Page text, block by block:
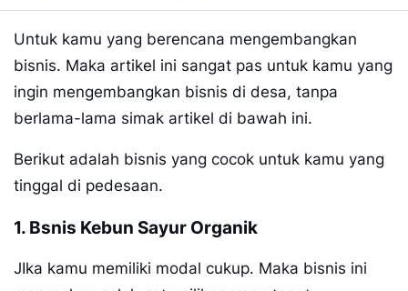
Untuk kamu yang berencana mengembangkan
bisnis. Maka artikel ini sangat pas untuk kamu yang
ingin mengembangkan bisnis di desa, tanpa
berlama-lama simak artikel di bawah ini.
Berikut adalah bisnis yang cocok untuk kamu yang
tinggal di pedesaan.
1. Bsnis Kebun Sayur Organik
JIka kamu memiliki modal cukup. Maka bisnis ini